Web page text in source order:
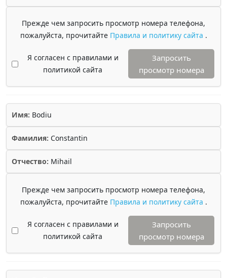
Прежде чем запросить просмотр номера телефона,
пожалуйста, прочитайте Правила и политику сайта .
Я согласен с правилами и
политикой сайта
Запросить
просмотр номера
Имя: Bodiu
Фамилия: Constantin
Отчество: Mihail
Прежде чем запросить просмотр номера телефона,
пожалуйста, прочитайте Правила и политику сайта .
Я согласен с правилами и
политикой сайта
Запросить
просмотр номера